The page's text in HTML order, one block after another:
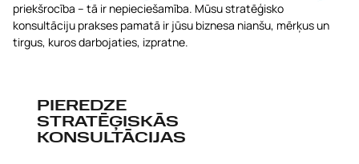
priekšrocība – tā ir nepieciešamība. Mūsu stratēģisko
konsultāciju prakses pamatā ir jūsu biznesa nianšu, mērķus un
tirgus, kuros darbojaties, izpratne.
PIEREDZE
STRATĒĢISKĀS
KONSULTĀCIJAS